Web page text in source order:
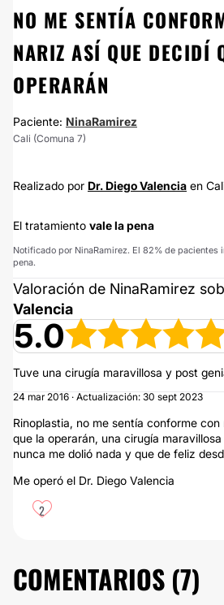
NO ME SENTÍA
NARIZ ASÍ QUE DECIDÍ
OPERARÁN
Paciente: NinaRamirez
Cali (Comuna 7)
Realizado por Dr. Diego Valencia en
El tratamiento vale la pena
Notificado por NinaRamirez. El 82% de pacientes
pena.
Valoración de NinaRamirez
Valencia
5.0
Tuve una cirugía maravillosa y post
24 mar 2016 · Actualización: 30 sept 2023
Rinoplastia, no me sentía conforme
que la operarán, una cirugía
nunca me dolió nada y que de feliz
Me operó el Dr. Diego Valencia
2
COMENTARIOS (7)